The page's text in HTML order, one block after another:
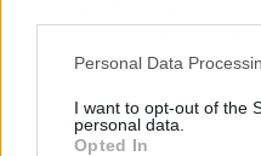
Personal Data
I want to opt-out of the
personal data.
Opted In
plena acción.
Scottie Scheffler
elegante: "Bajar al barro no